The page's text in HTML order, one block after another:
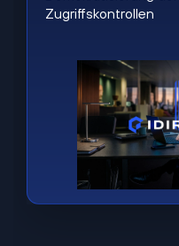
Zugriffskontrollen